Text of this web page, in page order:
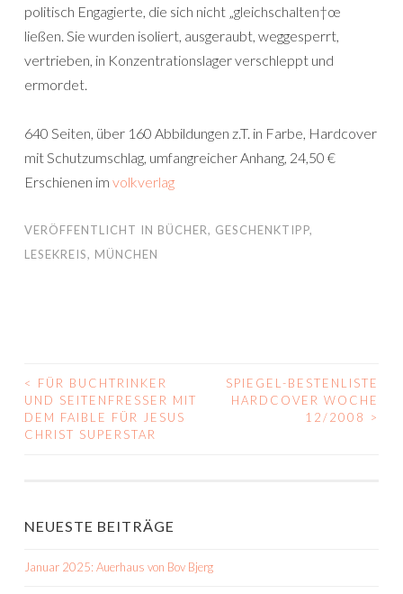
politisch Engagierte, die sich nicht „gleichschalten†œ
ließen. Sie wurden isoliert, ausgeraubt, weggesperrt,
vertrieben, in Konzentrationslager verschleppt und
ermordet.
640 Seiten, über 160 Abbildungen z.T. in Farbe, Hardcover
mit Schutzumschlag, umfangreicher Anhang, 24,50 €
Erschienen im volkverlag
VERÖFFENTLICHT IN BÜCHER, GESCHENKTIPP,
LESEKREIS, MÜNCHEN
BEITRAGS-
NAVIGATION
<
FÜR BUCHTRINKER
UND SEITENFRESSER MIT
DEM FAIBLE FÜR JESUS
CHRIST SUPERSTAR
SPIEGEL-BESTENLISTE
HARDCOVER WOCHE
12/2008
>
NEUESTE BEITRÄGE
Januar 2025: Auerhaus von Bov Bjerg